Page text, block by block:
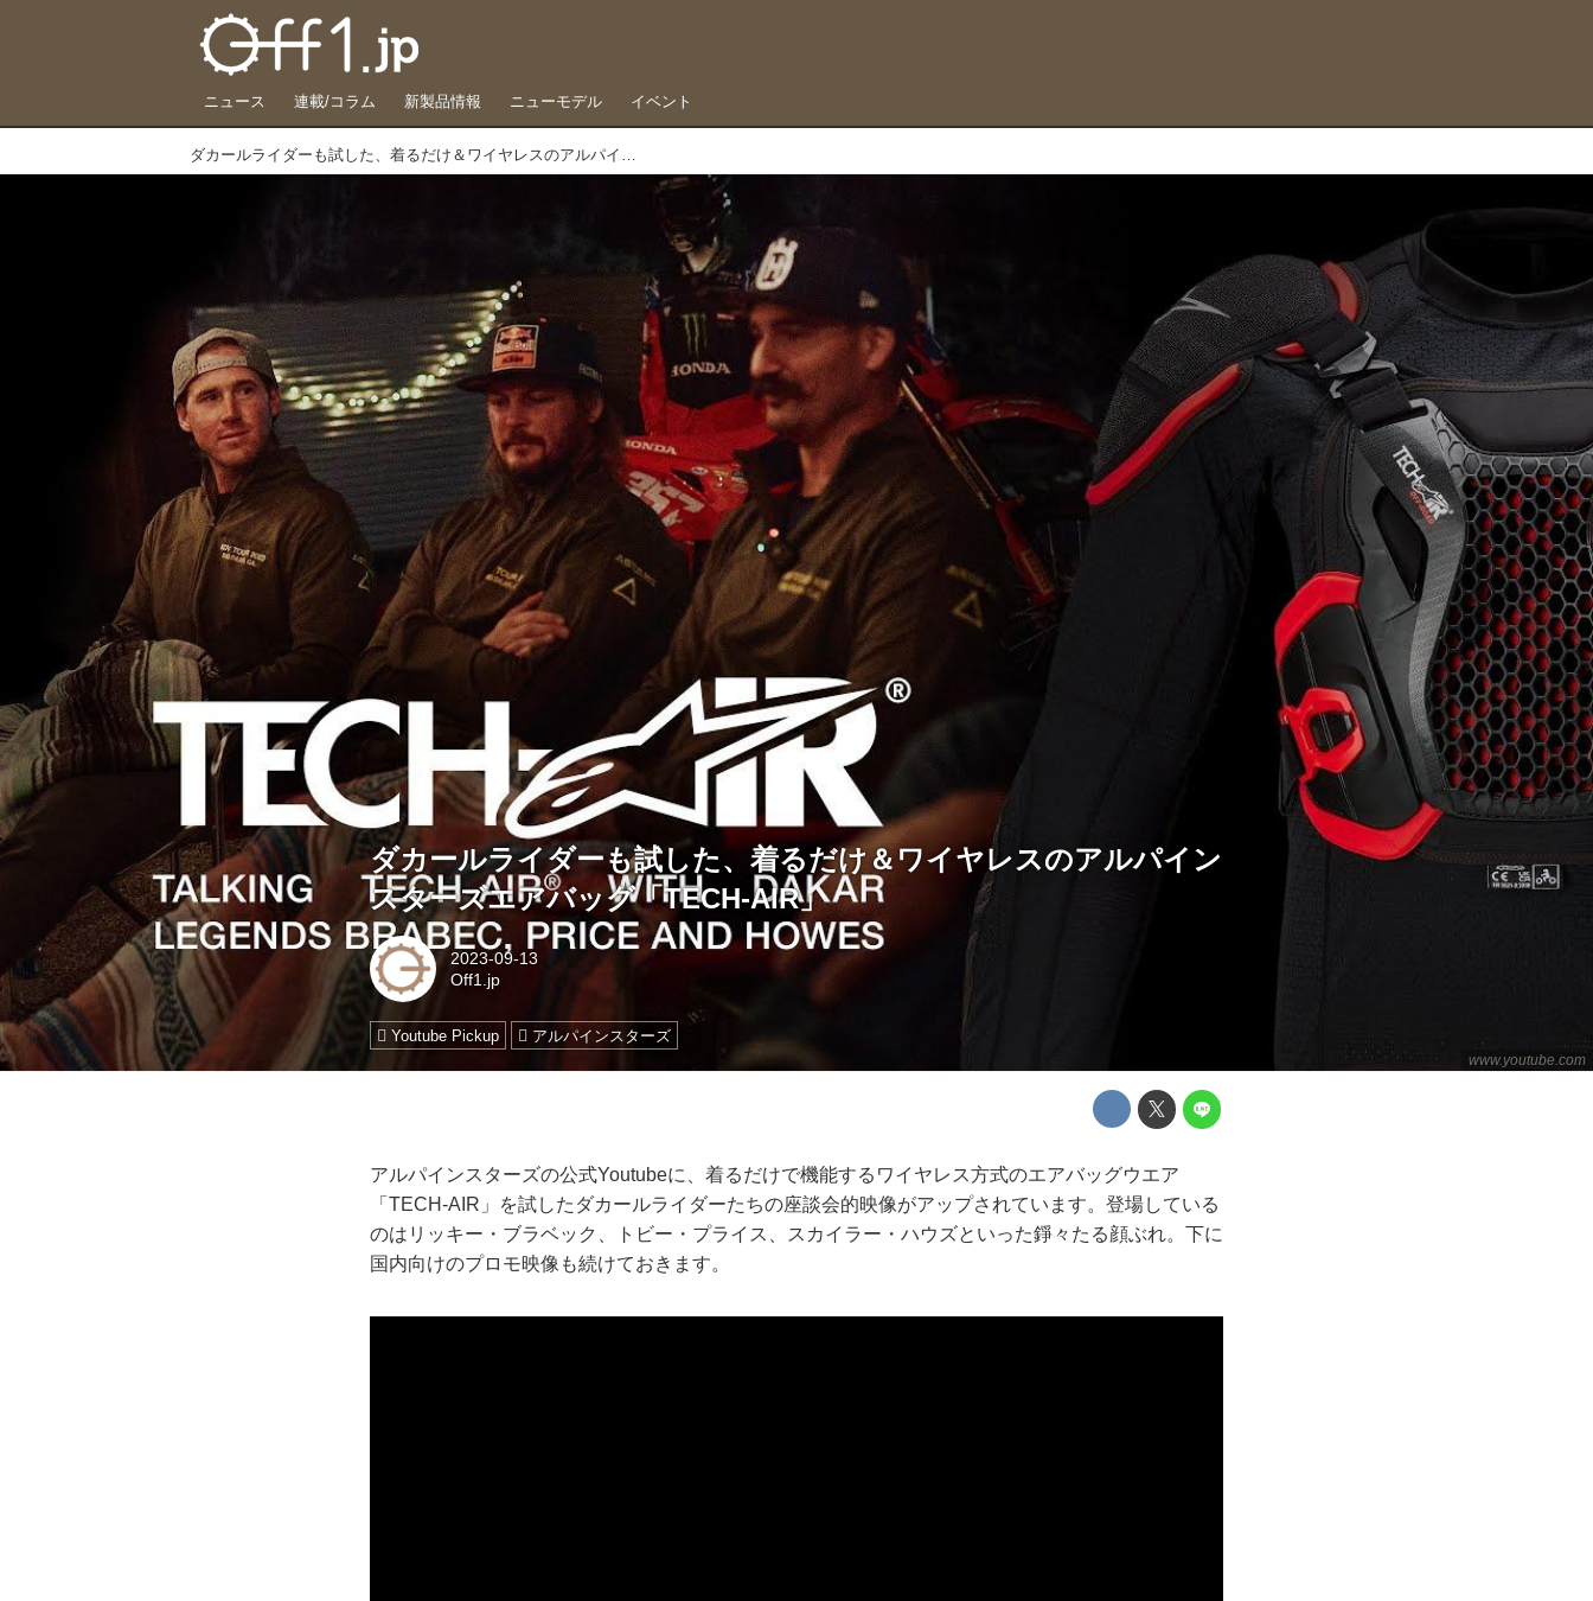
ニュース 連載/コラム 新製品情報 ニューモデル イベント
ダカールライダーも試した、着るだけ＆ワイヤレスのアルパインスターズエアバッグ「TECH-AIR」
www.youtube.com
ダカールライダーも試した、着るだけ＆ワイヤレスのアルパイン
スターズエアバッグ「TECH-AIR」
2023-09-13
Off1.jp
Youtube Pickup アルパインスターズ
アルパインスターズの公式Youtubeに、着るだけで機能するワイヤレス方式のエアバッグウエア
「TECH-AIR」を試したダカールライダーたちの座談会的映像がアップされています。登場している
のはリッキー・ブラベック、トビー・プライス、スカイラー・ハウズといった錚々たる顔ぶれ。下に
国内向けのプロモ映像も続けておきます。